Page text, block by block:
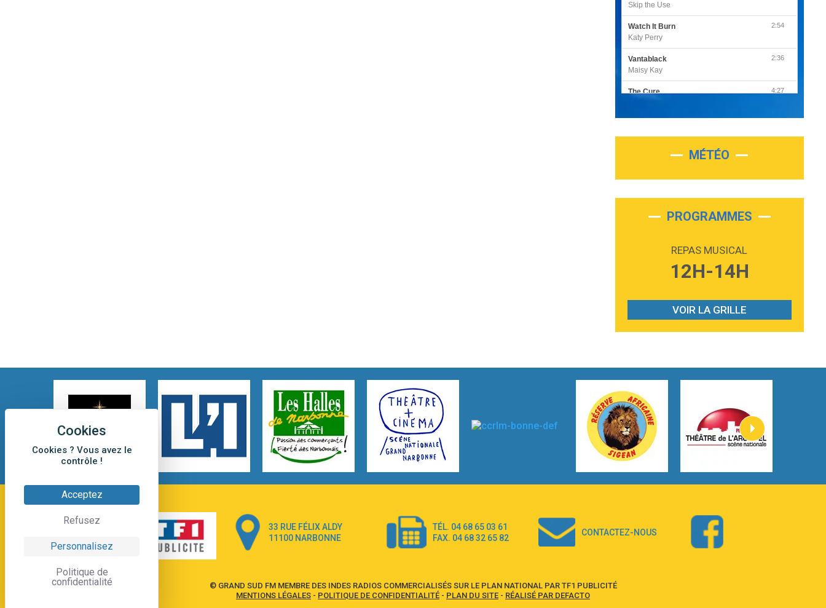
Cookies ? Vous avez le
contrôle !
Acceptez
Refusez
Personnalisez
Politique de
confidentialité
Skip the Use
Watch It Burn
Katy Perry
2:54
Vantablack
Maisy Kay
2:36
The Cure
4:27
Luke Combs
Second Chance
Martin Garrix & Ed Sheeran
Bruno Mars
Love sensation
Madonna
2:59
Gracie Abrams
I Knew It, I Knew You
Taylor Swift
How It Was Before
Tom Gregory
Heaven On Your Mind
Hate that i made you love me
MÉTÉO
PROGRAMMES
REPAS MUSICAL
12H-14H
VOIR LA GRILLE
33 RUE FÉLIX ALDY
11100 NARBONNE
TÉL. 04 68 65 03 61
FAX. 04 68 32 65 82
CONTACTEZ-NOUS
© GRAND SUD FM MEMBRE DES INDES RADIOS COMMERCIALISÉS SUR LE PLAN NATIONAL PAR TF1 PUBLICITÉ
MENTIONS LÉGALES - POLITIQUE DE CONFIDENTIALITÉ - PLAN DU SITE - RÉALISÉ PAR DEFACTO